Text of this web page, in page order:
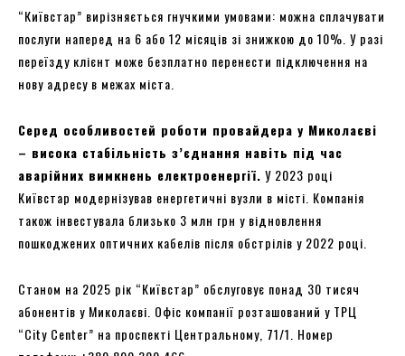
“Київстар” вирізняється гнучкими умовами: можна сплачувати
послуги наперед на 6 або 12 місяців зі знижкою до 10%. У разі
переїзду клієнт може безплатно перенести підключення на
нову адресу в межах міста.
Серед особливостей роботи провайдера у Миколаєві
– висока стабільність з’єднання навіть під час
аварійних вимкнень електроенергії. У 2023 році
Київстар модернізував енергетичні вузли в місті. Компанія
також інвестувала близько 3 млн грн у відновлення
пошкоджених оптичних кабелів після обстрілів у 2022 році.
Станом на 2025 рік “Київстар” обслуговує понад 30 тисяч
абонентів у Миколаєві. Офіс компанії розташований у ТРЦ
“City Center” на проспекті Центральному, 71/1. Номер